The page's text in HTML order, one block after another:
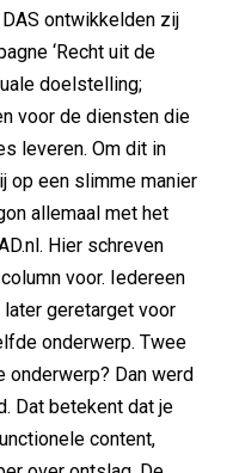
ontwikkelden zij
‘Recht uit de
doelstelling;
voor de diensten die
leveren. Om dit in
op een slimme manier
allemaal met het
Hier schreven
voor. Iedereen
geretarget voor
onderwerp. Twee
Dan werd
Dat betekent dat je
content,